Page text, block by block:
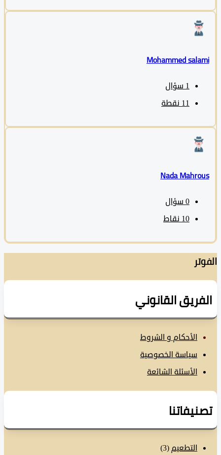
Mohammed
سؤال
نقطة
Nada
سؤال
نقاط
القانوني
الأحكام و الشروط
سياسة الخصوصية
الأسئلة الشائعة
التطعيم(3)